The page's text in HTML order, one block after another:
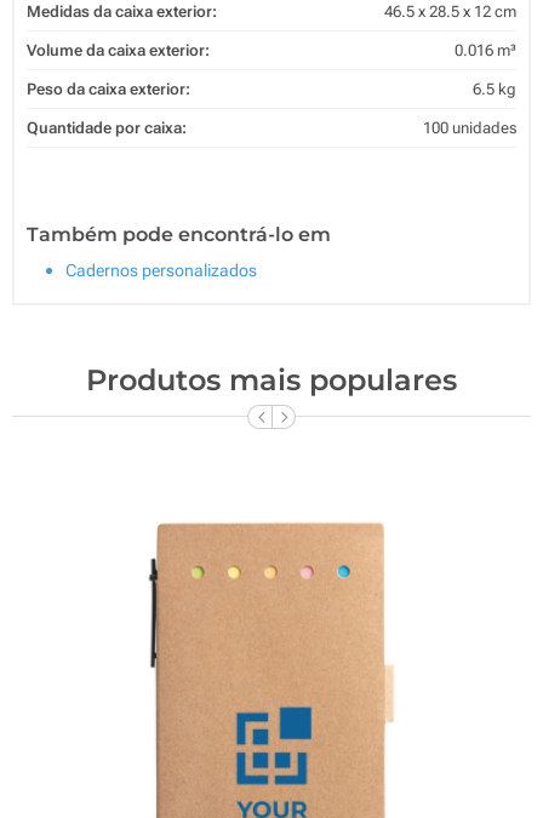
Medidas da caixa exterior: 46.5 x 28.5 x 12 cm
Volume da caixa exterior: 0.016 m³
Peso da caixa exterior: 6.5 kg
Quantidade por caixa: 100 unidades
Também pode encontrá-lo em
Cadernos personalizados
Produtos mais populares